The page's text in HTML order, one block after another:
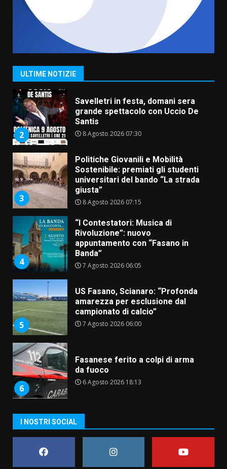
ULTIME NOTIZIE
6 Agosto 2026 14:16
1
La Banda Città di Fasano apre
ufficialmente la Festa di
2
Savelletri in festa, domani sera
grande spettacolo con Uccio De
Santis
8 Agosto 2026 07:30
3
Politiche Giovanili e Mobilità
Sostenibile: premiati gli studenti
universitari del bando “La strada
giusta”
8 Agosto 2026 07:15
4
“I Contestatori: Musica di
Rivoluzione”: nuovo
appuntamento con “Fasano in
Banda”
7 Agosto 2026 06:05
5
US Fasano, Scianaro: “Profonda
amarezza per esclusione dal
campionato di calcio”
7 Agosto 2026 06:00
6
Fasanese ferito a colpi di arma
da fuoco
6 Agosto 2026 18:13
di aperture straordinarie del
Comune di Fasano
6 Agosto 2026 14:16
I NOSTRI SOCIAL